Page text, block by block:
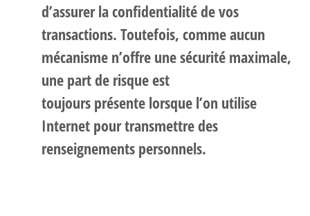
d’assurer la confidentialité de vos
transactions. Toutefois, comme aucun
mécanisme n’offre une sécurité maximale,
une part de risque est
toujours présente lorsque l’on utilise
Internet pour transmettre des
renseignements personnels.